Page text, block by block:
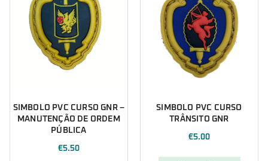
SIMBOLO PVC CURSO GNR –
MANUTENÇÃO DE ORDEM
PÚBLICA
€5.50
SIMBOLO PVC CURSO
TRÂNSITO GNR
€5.00